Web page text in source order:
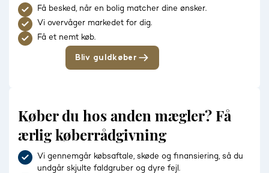
Få besked, når en bolig matcher dine ønsker.
Vi overvåger markedet for dig.
Få et nemt køb.
Bliv guldkøber
Køber du hos anden mægler? Få
ærlig køberrådgivning
Vi gennemgår købsaftale, skøde og finansiering, så du
undgår skjulte faldgruber og dyre fejl.